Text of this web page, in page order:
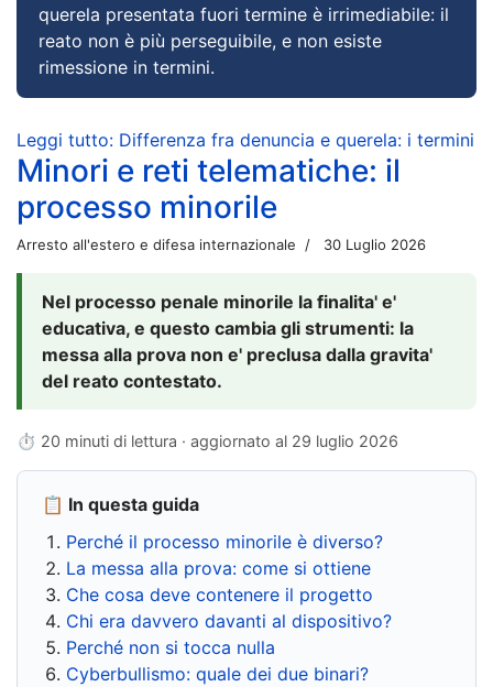
querela presentata fuori termine è irrimediabile: il
reato non è più perseguibile, e non esiste
rimessione in termini.
Leggi tutto: Differenza fra denuncia e querela: i termini
Minori e reti telematiche: il
processo minorile
Arresto all'estero e difesa internazionale 30 Luglio 2026
Nel processo penale minorile la finalita' e'
educativa, e questo cambia gli strumenti: la
messa alla prova non e' preclusa dalla gravita'
del reato contestato.
⏱ 20 minuti di lettura · aggiornato al 29 luglio 2026
📋 In questa guida
Perché il processo minorile è diverso?
La messa alla prova: come si ottiene
Che cosa deve contenere il progetto
Chi era davvero davanti al dispositivo?
Perché non si tocca nulla
Cyberbullismo: quale dei due binari?